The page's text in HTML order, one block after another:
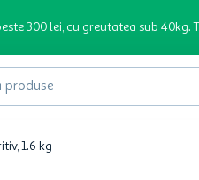
300 lei, cu greutatea sub 40kg.
1.6 kg